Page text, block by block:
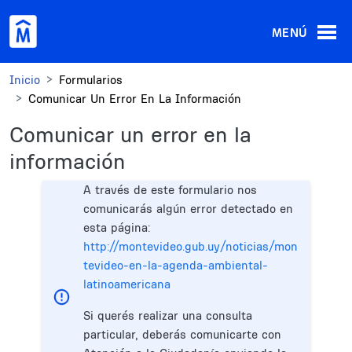
MENÚ
Inicio
Formularios
Comunicar Un Error En La Información
Comunicar un error en la
información
A través de este formulario nos
comunicarás algún error detectado en
esta página:
http://montevideo.gub.uy/noticias/mon
tevideo-en-la-agenda-ambiental-
latinoamericana
Si querés realizar una consulta
particular, deberás comunicarte con